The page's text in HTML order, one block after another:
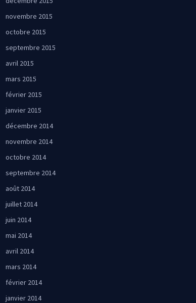
novembre 2015
octobre 2015
septembre 2015
avril 2015
mars 2015
février 2015
janvier 2015
décembre 2014
novembre 2014
octobre 2014
septembre 2014
août 2014
juillet 2014
juin 2014
mai 2014
avril 2014
mars 2014
février 2014
janvier 2014